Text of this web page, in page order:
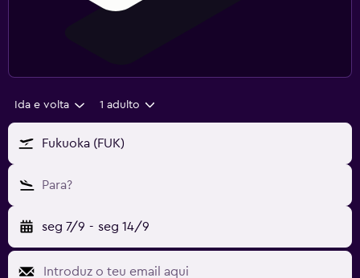
Ida e volta 1 adulto
Fukuoka (FUK)
Para?
seg 7/9 - seg 14/9